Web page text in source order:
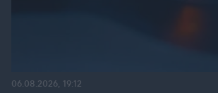
06.08.2026, 19:12